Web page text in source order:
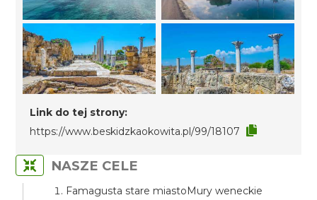
Link do tej strony:
https://www.beskidzkaokowita.pl/99/18107
NASZE CELE
Famagusta stare miastoMury weneckie